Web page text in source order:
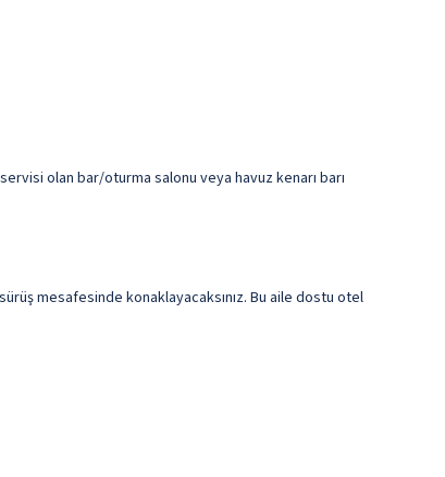
olan bar/oturma salonu veya havuz kenarı barı
mesafesinde konaklayacaksınız. Bu aile dostu otel